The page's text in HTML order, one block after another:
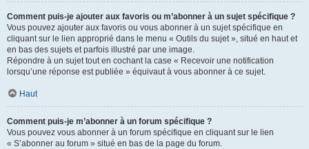
Comment puis-je ajouter aux favoris ou m’abonner à un sujet spécifique ?
Vous pouvez ajouter aux favoris ou vous abonner à un sujet spécifique en
cliquant sur le lien approprié dans le menu « Outils du sujet », situé en haut et
en bas des sujets et parfois illustré par une image.
Répondre à un sujet tout en cochant la case « Recevoir une notification
lorsqu’une réponse est publiée » équivaut à vous abonner à ce sujet.
Haut
Comment puis-je m’abonner à un forum spécifique ?
Vous pouvez vous abonner à un forum spécifique en cliquant sur le lien
« S’abonner au forum » situé en bas de la page du forum.